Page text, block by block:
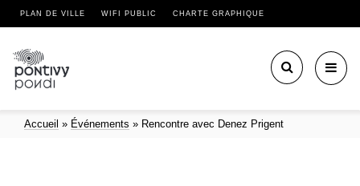
PLAN DE VILLE WIFI PUBLIC CHARTE GRAPHIQUE
Accueil » Événements » Rencontre avec Denez Prigent